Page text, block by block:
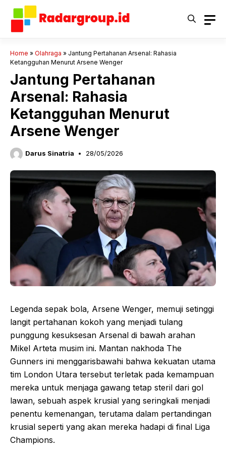
Langsung
Home » Olahraga » Jantung Pertahanan Arsenal: Rahasia
Ketangguhan Menurut Arsene Wenger
Jantung Pertahanan
Arsenal: Rahasia
Ketangguhan Menurut
Arsene Wenger
Darus Sinatria 28/05/2026
Legenda sepak bola, Arsene Wenger, memuji setinggi
langit pertahanan kokoh yang menjadi tulang
punggung kesuksesan Arsenal di bawah arahan
Mikel Arteta musim ini. Mantan nakhoda The
Gunners ini menggarisbawahi bahwa kekuatan utama
tim London Utara tersebut terletak pada kemampuan
mereka untuk menjaga gawang tetap steril dari gol
lawan, sebuah aspek krusial yang seringkali menjadi
penentu kemenangan, terutama dalam pertandingan
krusial seperti yang akan mereka hadapi di final Liga
Champions.